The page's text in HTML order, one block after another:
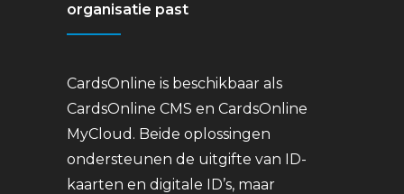
organisatie past
CardsOnline is beschikbaar als
CardsOnline CMS en CardsOnline
MyCloud. Beide oplossingen
ondersteunen de uitgifte van ID-
kaarten en digitale ID’s, maar